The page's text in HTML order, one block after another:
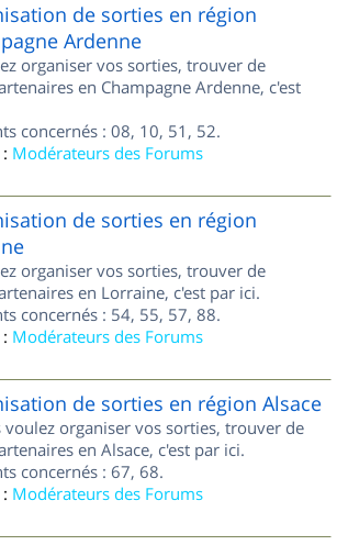
de sorties en région
Ardenne
organiser vos sorties, trouver de
en Champagne Ardenne, c'est
concernés : 08, 10, 51, 52.
Modérateurs des Forums
de sorties en région
organiser vos sorties, trouver de
en Lorraine, c'est par ici.
concernés : 54, 55, 57, 88.
Modérateurs des Forums
de sorties en région Alsace
voulez organiser vos sorties, trouver de
en Alsace, c'est par ici.
concernés : 67, 68.
Modérateurs des Forums